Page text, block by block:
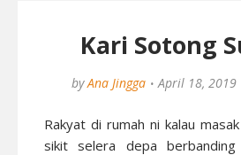
Kari Sotong
by Ana Jingga April 18, 2019
Rakyat di rumah ni kalau
sikit selera depa berbanding